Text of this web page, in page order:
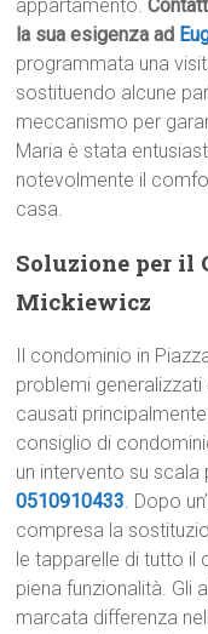
appartamento.
la sua esigenza ad
programmata una
sostituendo alcune
meccanismo per
Maria è stata
notevolmente il
casa.
Soluzione per il
Mickiewicz
Il condominio in
problemi generalizzati
causati
consiglio di
un intervento su
0510910433. Dopo
compresa la
le tapparelle di tutto
piena funzionalità. Gli
marcata differenza